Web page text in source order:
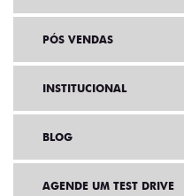
PÓS VENDAS
INSTITUCIONAL
BLOG
AGENDE UM TEST DRIVE